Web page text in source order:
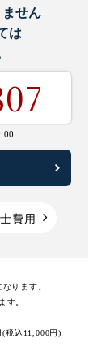
せん
は
00
費用
ります。
す。
税込11,000円)